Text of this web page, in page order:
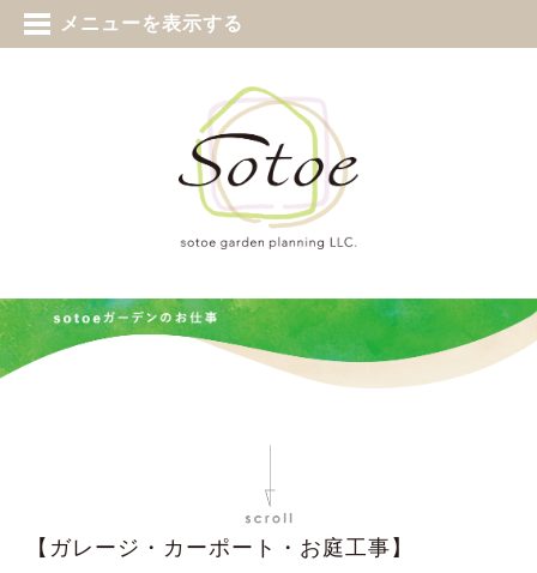
メニューを表示する
tel 0187-73-5388
【ガレージ・カーポート・お庭工事】